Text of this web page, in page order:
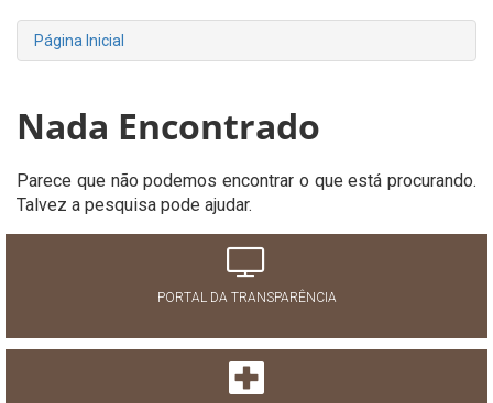
Página Inicial
Nada Encontrado
Parece que não podemos encontrar o que está procurando.
Talvez a pesquisa pode ajudar.
PORTAL DA TRANSPARÊNCIA